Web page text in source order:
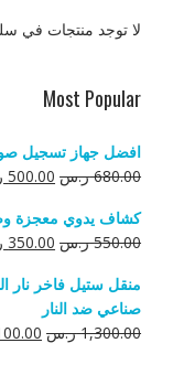
لا توجد منتجات في
Most Popular
افضل جهاز تسجيل صوت مخفي
680.00 ر.س السعر
هو:
680.00 ر.س.
500.00
كشاف يدوي معجزة
550.00 ر.س السعر
هو:
550.00 ر.س.
350.00
منقل ستيل فاخر نار
صناعي ضد النار
1,300.00 ر.س السعر